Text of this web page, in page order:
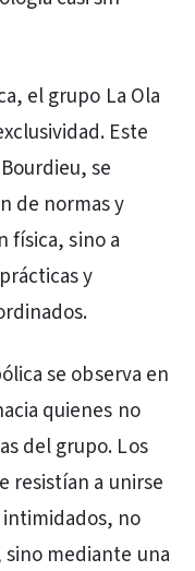
el grupo La Ola
Este
se
de normas y
física, sino a
y
se observa en
quienes no
del grupo. Los
resistían a unirse
no
mediante una